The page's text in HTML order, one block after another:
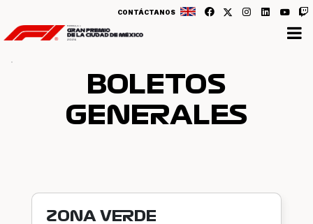
CONTÁCTANOS
BOLETOS
GENERALES
ZONA VERDE